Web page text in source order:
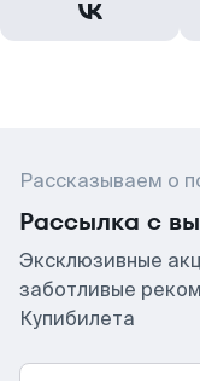
Рассказываем о
Рассылка с
Эксклюзивные
заботливые
Купибилета